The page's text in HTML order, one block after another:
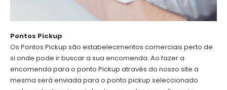
Pontos Pickup
Os Pontos Pickup são estabelecimentos comerciais perto de
si onde pode ir buscar a sua encomenda. Ao fazer a
encomenda para o ponto Pickup através do nosso site a
mesma será enviada para o ponto pickup seleccionado